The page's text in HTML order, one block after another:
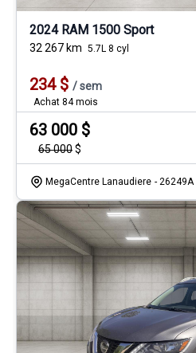
2024 RAM 1500 Sport
32 267 km 5.7L 8 cyl
234$ /sem
Achat 84 mois
63 000 $
65 000$
MegaCentre Lanaudiere - 26249A